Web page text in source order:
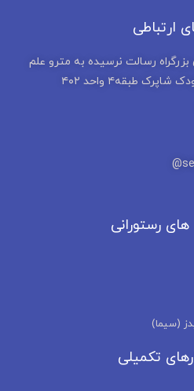
ارتباطی
رسالت نرسیده به مترو علم
طبقه۴ واحد ۴۰۲
های رستورانی
(سیما)
تکمیلی